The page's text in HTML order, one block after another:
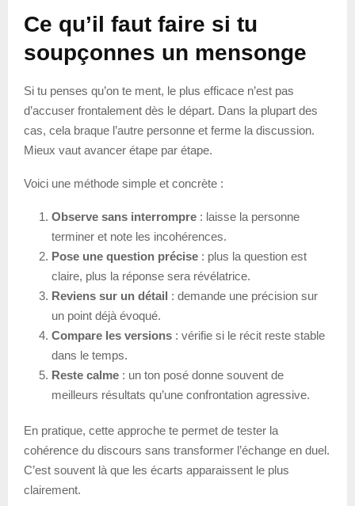
Ce qu’il faut faire si tu
soupçonnes un mensonge
Si tu penses qu’on te ment, le plus efficace n’est pas
d’accuser frontalement dès le départ. Dans la plupart des
cas, cela braque l’autre personne et ferme la discussion.
Mieux vaut avancer étape par étape.
Voici une méthode simple et concrète :
Observe sans interrompre : laisse la personne
terminer et note les incohérences.
Pose une question précise : plus la question est
claire, plus la réponse sera révélatrice.
Reviens sur un détail : demande une précision sur
un point déjà évoqué.
Compare les versions : vérifie si le récit reste stable
dans le temps.
Reste calme : un ton posé donne souvent de
meilleurs résultats qu’une confrontation agressive.
En pratique, cette approche te permet de tester la
cohérence du discours sans transformer l’échange en duel.
C’est souvent là que les écarts apparaissent le plus
clairement.